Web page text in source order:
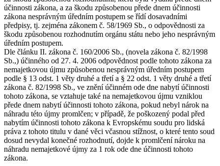
účinnosti zákona, a za škodu způsobenou přede dnem účinnosti
zákona nesprávným úředním postupem se řídí dosavadními
předpisy, tj. zejména zákonem č. 58/1969 Sb., o odpovědnosti za
škodu způsobenou rozhodnutím orgánu státu nebo jeho nesprávným
úředním postupem.
Dle článku II. zákona č. 160/2006 Sb., (novela zákona č. 82/1998
Sb.,) účinného od 27. 4. 2006 odpovědnost podle tohoto zákona za
nemajetkovou újmu způsobenou nesprávným úředním postupem
podle § 13 odst. 1 věty druhé a třetí a § 22 odst. 1 věty druhé a třetí
zákona č. 82/1998 Sb., ve znění účinném ode dne nabytí účinnosti
tohoto zákona, se vztahuje také na nemajetkovou újmu vzniklou
přede dnem nabytí účinnosti tohoto zákona, pokud nebyl nárok na
náhradu této újmy promlčen; v případě, že poškozený podal před
nabytím účinnosti tohoto zákona k Evropskému soudu pro lidská
práva z tohoto titulu v dané věci včasnou stížnost, o které tento soud
dosud nevydal konečné rozhodnutí, dojde k promlčení nároku na
náhradu nemajetkové újmy za 1 rok ode dne účinnosti tohoto
zákona.